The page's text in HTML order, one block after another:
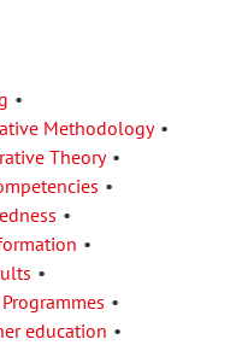
Methodology
Theory
education